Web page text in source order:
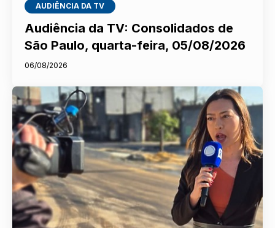
AUDIÊNCIA DA TV
Audiência da TV: Consolidados de
São Paulo, quarta-feira, 05/08/2026
06/08/2026